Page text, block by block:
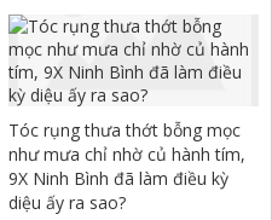
Tóc rụng thưa thớt bỗng mọc
như mưa chỉ nhờ củ hành tím,
9X Ninh Bình đã làm điều kỳ
diệu ấy ra sao?